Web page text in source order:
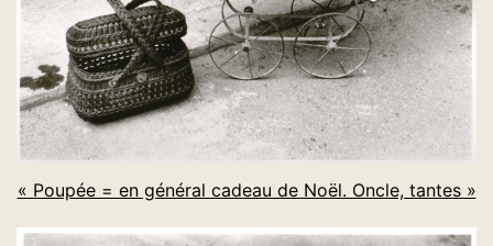
« Poupée = en général cadeau de Noël. Oncle, tantes »